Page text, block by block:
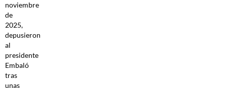
noviembre
de
2025,
depusieron
al
presidente
Embaló
tras
unas